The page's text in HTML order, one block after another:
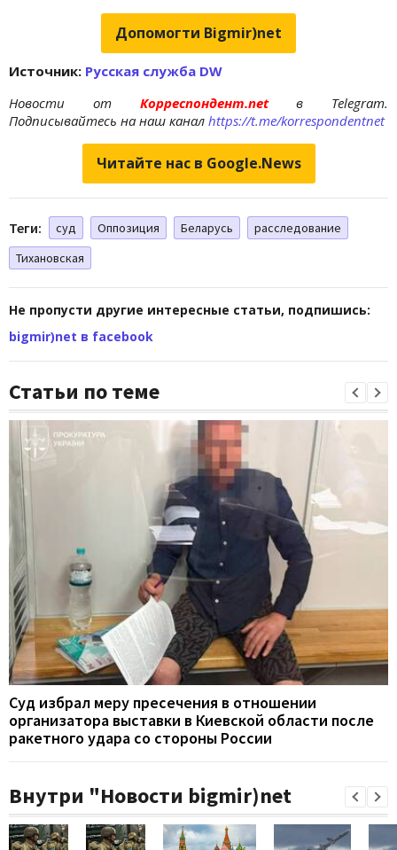
Допомогти Bigmir)net
Источник: Русская служба DW
Новости отКорреспондент.netв Telegram.
Подписывайтесь на наш канал https://t.me/korrespondentnet
Читайте нас в Google.News
Теги: суд Оппозиция Беларусь
расследование
Тихановская
Не пропусти другие интересные статьи, подпишись:
bigmir)net в facebook
Статьи по теме
Суд избрал меру пресечения в отношении
организатора выставки в Киевской области после
ракетного удара со стороны России
Внутри "Новости bigmir)net